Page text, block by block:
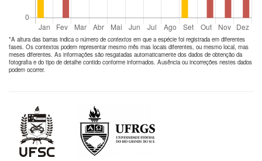
*A altura das barras indica o número de contextos em que a espécie foi registrada em diferentes
fases. Os contextos podem representar mesmo mês mas locais diferentes, ou mesmo local, mas
meses diferentes. As informações são resgatadas automaticamente dos dados de obtenção da
fotografia e do tipo de detalhe contido conforme informados. Ausência ou incorreções nestes dados
podem ocorrer.